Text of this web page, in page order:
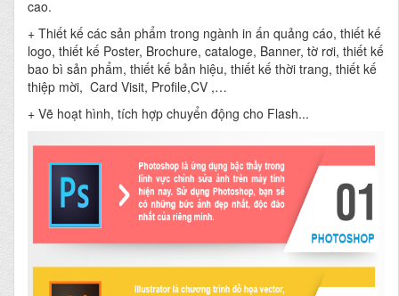
cao.
+ Thiết kế các sản phẩm trong ngành in ấn quảng cáo, thiết kế
logo, thiết kế Poster, Brochure, cataloge, Banner, tờ rơi, thiết kế
bao bì sản phẩm, thiết kế bản hiệu, thiết kế thời trang, thiết kế
thiệp mời, Card Visit, Profile,CV ,…
+ Vẽ hoạt hình, tích hợp chuyển động cho Flash...